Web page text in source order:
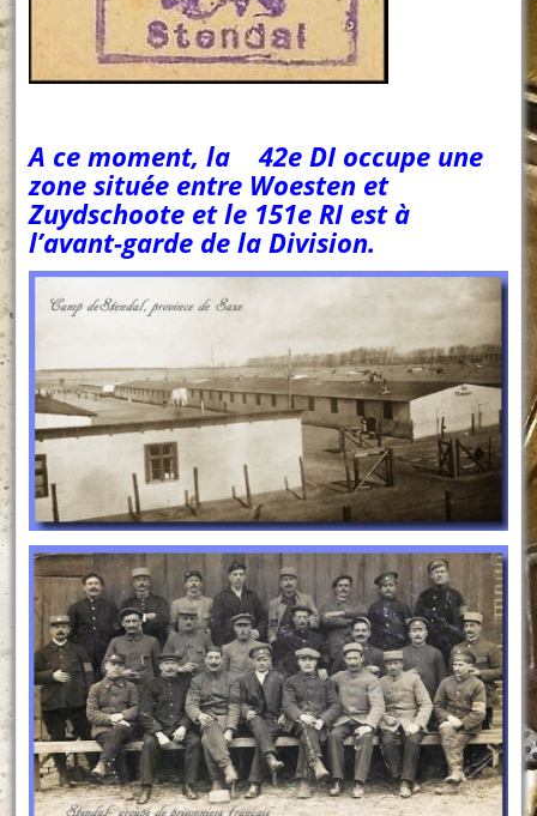
A ce moment, la 42e DI occupe une
zone située entre Woesten et
Zuydschoote et le 151e RI est à
l’avant-garde de la Division.